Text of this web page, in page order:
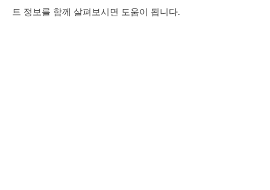
트 정보를 함께 살펴보시면 도움이 됩니다.